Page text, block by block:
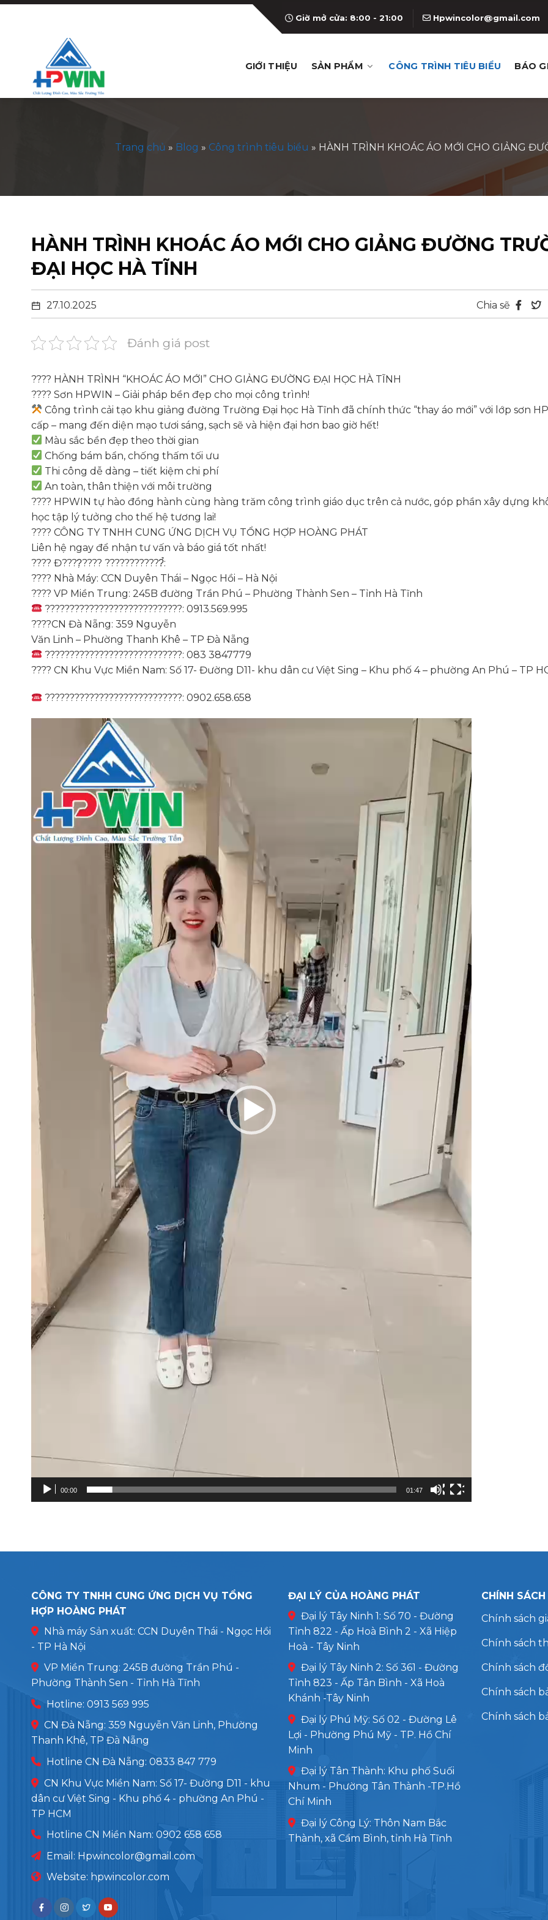
Bỏ
Giờ mở cửa: 8:00 - 21:00 Hpwincolor@gmail.com
GIỚI THIỆU SẢN PHẨM CÔNG TRÌNH TIÊU BIỂU BÁO
Trang chủ » Blog » Công trình tiêu biểu » HÀNH TRÌNH KHOÁC ÁO MỚI CHO GIẢNG
HÀNH TRÌNH KHOÁC ÁO MỚI CHO GIẢNG ĐƯỜNG
ĐẠI HỌC HÀ TĨNH
27.10.2025 Chia sẽ
Đánh giá post
???? HÀNH TRÌNH “KHOÁC ÁO MỚI” CHO GIẢNG ĐƯỜNG ĐẠI HỌC HÀ TĨNH
???? Sơn HPWIN – Giải pháp bền đẹp cho mọi công trình!
Công trình cải tạo khu giảng đường Trường Đại học Hà Tĩnh đã chính thức “thay áo mới” với lớp sơn
cấp – mang đến diện mạo tươi sáng, sạch sẽ và hiện đại hơn bao giờ hết!
Màu sắc bền đẹp theo thời gian
Chống bám bẩn, chống thấm tối ưu
Thi công dễ dàng – tiết kiệm chi phí
An toàn, thân thiện với môi trường
???? HPWIN tự hào đồng hành cùng hàng trăm công trình giáo dục trên cả nước, góp phần xây dựng
học tập lý tưởng cho thế hệ tương lai!
???? CÔNG TY TNHH CUNG ỨNG DỊCH VỤ TỔNG HỢP HOÀNG PHÁT
Liên hệ ngay để nhận tư vấn và báo giá tốt nhất!
???? Đ????̣???? ????????????̉:
???? Nhà Máy: CCN Duyên Thái – Ngọc Hồi – Hà Nội
???? VP Miền Trung: 245B đường Trần Phú – Phường Thành Sen – Tỉnh Hà Tĩnh
????????????????????????????: 0913.569.995
????CN Đà Nẵng: 359 Nguyễn
Văn Linh – Phường Thanh Khê – TP Đà Nẵng
????????????????????????????: 083 3847779
???? CN Khu Vực Miền Nam: Số 17- Đường D11- khu dân cư Việt Sing – Khu phố 4 – phường An Phú – TP
????????????????????????????: 0902.658.658
00:00 01:47
CÔNG TY TNHH CUNG ỨNG DỊCH VỤ TỔNG
HỢP HOÀNG PHÁT
Nhà máy Sản xuất: CCN Duyên Thái - Ngọc Hồi
- TP Hà Nội
VP Miền Trung: 245B đường Trần Phú -
Phường Thành Sen - Tỉnh Hà Tĩnh
Hotline: 0913 569 995
CN Đà Nẵng: 359 Nguyễn Văn Linh, Phường
Thanh Khê, TP Đà Nẵng
Hotline CN Đà Nẵng: 0833 847 779
CN Khu Vực Miền Nam: Số 17- Đường D11 - khu
dân cư Việt Sing - Khu phố 4 - phường An Phú -
TP HCM
Hotline CN Miền Nam: 0902 658 658
Email: Hpwincolor@gmail.com
Website: hpwincolor.com
ĐẠI LÝ CỦA HOÀNG PHÁT
Đại lý Tây Ninh 1: Số 70 - Đường
Tỉnh 822 - Ấp Hoà Bình 2 - Xã Hiệp
Hoà - Tây Ninh
Đại lý Tây Ninh 2: Số 361 - Đường
Tỉnh 823 - Ấp Tân Bình - Xã Hoà
Khánh -Tây Ninh
Đại lý Phú Mỹ: Số 02 - Đường Lê
Lợi - Phường Phú Mỹ - TP. Hồ Chí
Minh
Đại lý Tân Thành: Khu phố Suối
Nhum - Phường Tân Thành -TP.Hồ
Chí Minh
Đại lý Công Lý: Thôn Nam Bắc
Thành, xã Cẩm Bình, tỉnh Hà Tĩnh
CHÍNH SÁCH
Chính sách
Chính sách
Chính sách
Chính sách
Chính sách